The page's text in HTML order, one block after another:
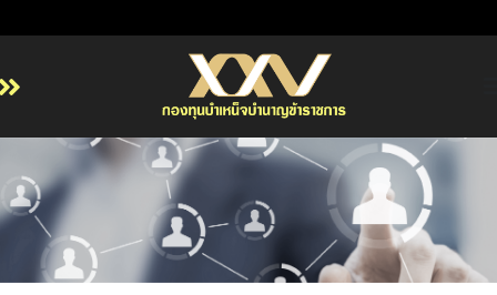
หน้าหลัก
เกี่ยวกับ กบข.
บริการสมาชิก
ลงทุน